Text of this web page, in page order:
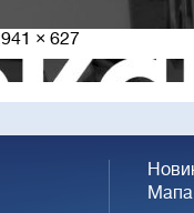
Full
size
941 × 627
Мапа